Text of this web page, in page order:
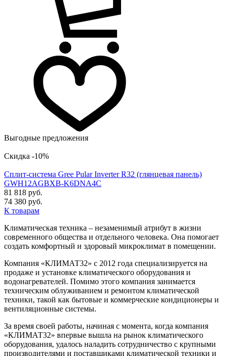
Выгодные предложения
Скидка -10%
Сплит-система Gree Pular Inverter R32 (глянцевая панель)
GWH12AGBXB-K6DNA4C
81 818 руб.
74 380 руб.
К товарам
Климатическая техника – незаменимый атрибут в жизни
современного общества и отдельного человека. Она помогает
создать комфортный и здоровый микроклимат в помещении.
Компания «КЛИМАТ32» с 2012 года специализируется на
продаже и установке климатического оборудования и
водонагревателей. Помимо этого компания занимается
техническим облуживанием и ремонтом климатической
техники, такой как бытовые и коммерческие кондиционеры и
вентиляционные системы.
За время своей работы, начиная с момента, когда компания
«КЛИМАТ32» впервые вышла на рынок климатического
оборудования, удалось наладить сотрудничество с крупными
производителями и поставщиками климатической техники и